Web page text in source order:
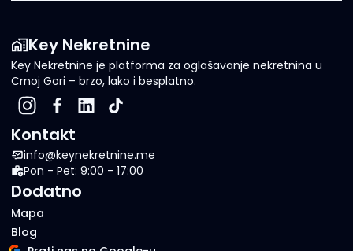
Key Nekretnine
Key Nekretnine je platforma za oglašavanje nekretnina u
Crnoj Gori – brzo, lako i besplatno.
Kontakt
info@keynekretnine.me
Pon - Pet: 9:00 - 17:00
Dodatno
Mapa
Blog